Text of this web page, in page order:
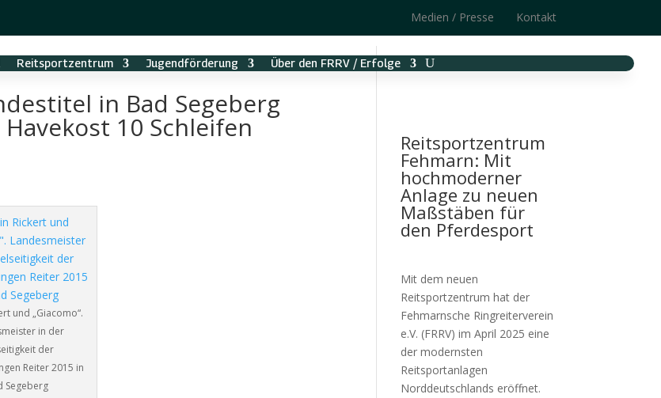
Medien / Presse Kontakt
Reitsportzentrum Jugendförderung Über den FRRV / Erfolge
in Bad Segeberg
10 Schleifen
und „Giacomo“.
in der
der
Reiter 2015 in
Segeberg
Reitsportzentrum
Fehmarn: Mit
hochmoderner
Anlage zu neuen
Maßstäben für
den Pferdesport
Mit dem neuen
Reitsportzentrum hat der
Fehmarnsche Ringreiterverein
e.V. (FRRV) im April 2025 eine
der modernsten
Reitsportanlagen
Norddeutschlands eröffnet.